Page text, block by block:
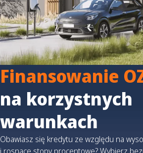
Finansowanie
na korzystnych
warunkach
Obawiasz się kredytu ze względu na